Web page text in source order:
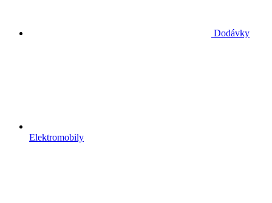
Dodávky
Elektromobily